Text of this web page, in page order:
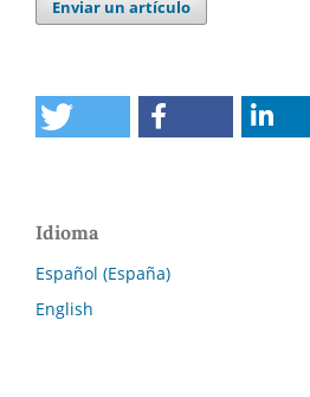
Enviar un artículo
Idioma
Español (España)
English